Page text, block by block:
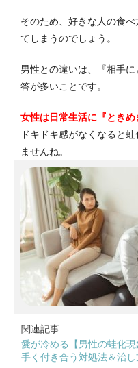
そのため、好きな人の食
てしまうのでしょう。
男性との違いは、『相手
答が多いことです。
女性は日常生活に『とき
ドキドキ感がなくなると
ませんね。
関連記事
愛が冷める【男性の蛙化
手く付き合う対処法＆治し